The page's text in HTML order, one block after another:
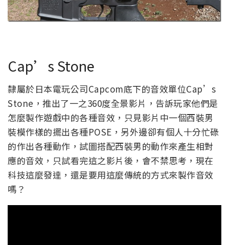
Cap’s Stone
隸屬於日本電玩公司Capcom底下的音效單位Cap’s
Stone，推出了一之360度全景影片，告訴玩家他們是
怎麼製作遊戲中的各種音效，只見影片中一個西裝男
裝模作樣的擺出各種POSE，另外邊卻有個人十分忙碌
的作出各種動作，試圖搭配西裝男的動作來產生相對
應的音效，只試看完這之影片後，會不禁思考，現在
科技這麼發達，還是要用這麼傳統的方式來製作音效
嗎？